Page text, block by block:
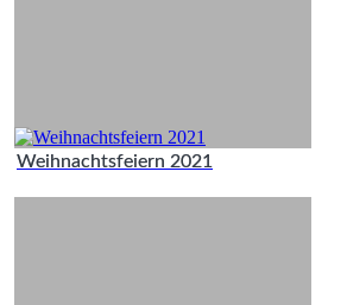
Weihnachtsfeiern 2021